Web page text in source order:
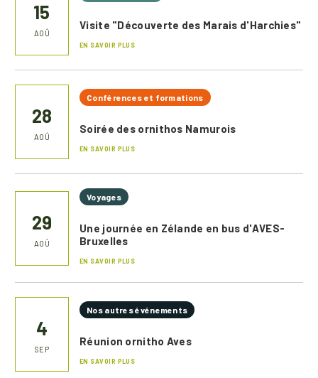
15
AOÛ
Visite "Découverte des Marais d'Harchies"
EN SAVOIR PLUS
28
AOÛ
Conférences et formations
Soirée des ornithos Namurois
EN SAVOIR PLUS
29
AOÛ
Voyages
Une journée en Zélande en bus d'AVES-
Bruxelles
EN SAVOIR PLUS
4
SEP
Nos autres événements
Réunion ornitho Aves
EN SAVOIR PLUS